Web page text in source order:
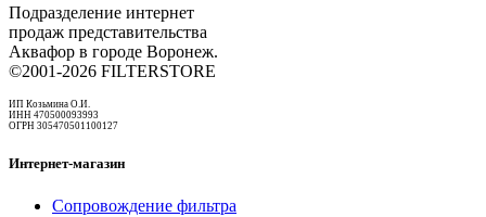
Подразделение интернет
продаж представительства
Аквафор в городе Воронеж.
©2001-2026 FILTERSTORE
ИП Козьмина О.И.
ИНН 470500093993
ОГРН 305470501100127
Интернет-магазин
Сопровождение фильтра